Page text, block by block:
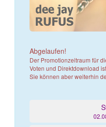
Abgelaufen!
Der Promotionzeitraum für
Voten und Direktdownload
Sie können aber weiterhin